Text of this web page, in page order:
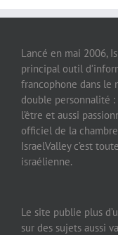
Lancé en mai 2006,
principal outil
francophone dans le
double personnalité
l’être et aussi
officiel de la
IsraelValley c’est
israélienne.
Le site publie plus
sur des sujets aussi